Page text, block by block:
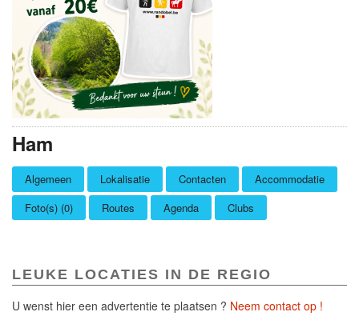
GRATIS REGISTRATIE
WACHTWOORD VERGETEN
Ham
Algemeen Lokalisatie Contacten
Accommodatie
Foto(s) (0)
Routes Agenda Clubs
LEUKE LOCATIES IN DE REGIO
U wenst hier een advertentie te plaatsen ? Neem contact op !